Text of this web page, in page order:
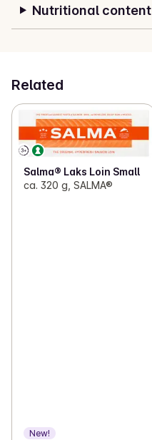
Nutritional content
Related
Salma® Laks Loin Small
ca. 320 g, SALMA®
New!